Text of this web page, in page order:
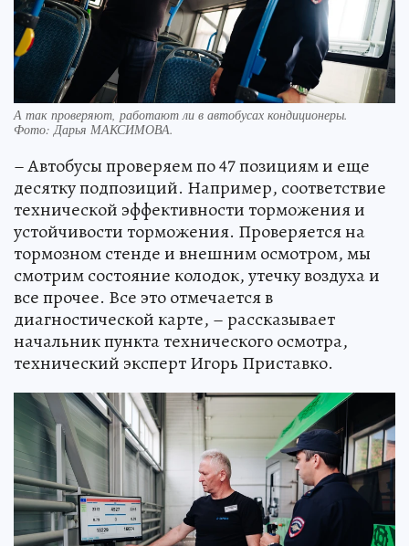
А так проверяют, работают ли в автобусах кондиционеры.
Фото: Дарья МАКСИМОВА.
– Автобусы проверяем по 47 позициям и еще
десятку подпозиций. Например, соответствие
технической эффективности торможения и
устойчивости торможения. Проверяется на
тормозном стенде и внешним осмотром, мы
смотрим состояние колодок, утечку воздуха и
все прочее. Все это отмечается в
диагностической карте, – рассказывает
начальник пункта технического осмотра,
технический эксперт Игорь Приставко.